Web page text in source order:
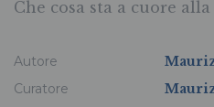
Che cosa sta a cuore
Autore
Curatore